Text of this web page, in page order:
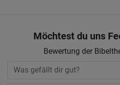
Möchtest du uns
Bewertung der